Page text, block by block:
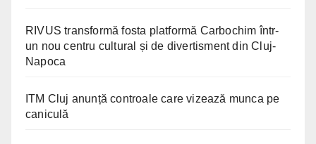
RIVUS transformă fosta platformă Carbochim într-
un nou centru cultural și de divertisment din Cluj-
Napoca
ITM Cluj anunță controale care vizează munca pe
caniculă